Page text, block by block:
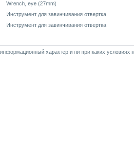
Wrench, eye (27mm)
Инструмент для завинчивания отвертка
Инструмент для завинчивания отвертка
характер и ни при каких условиях